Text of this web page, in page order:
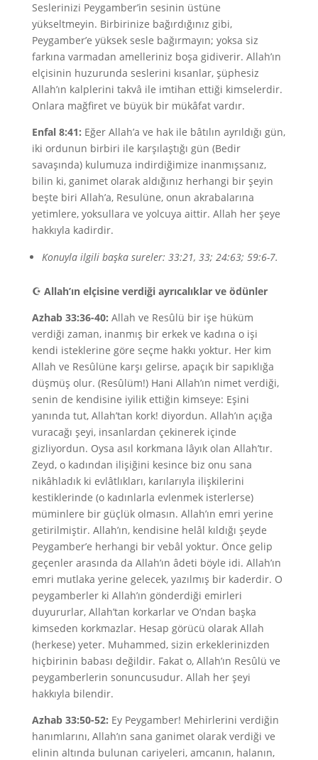
Seslerinizi Peygamber’in sesinin üstüne
yükseltmeyin. Birbirinize bağırdığınız gibi,
Peygamber’e yüksek sesle bağırmayın; yoksa siz
farkına varmadan amelleriniz boşa gidiverir. Allah’ın
elçisinin huzurunda seslerini kısanlar, şüphesiz
Allah’ın kalplerini takvâ ile imtihan ettiği kimselerdir.
Onlara mağfiret ve büyük bir mükâfat vardır.
Enfal 8:41: Eğer Allah’a ve hak ile bâtılın ayrıldığı gün,
iki ordunun birbiri ile karşılaştığı gün (Bedir
savaşında) kulumuza indirdiğimize inanmışsanız,
bilin ki, ganimet olarak aldığınız herhangi bir şeyin
beşte biri Allah’a, Resulüne, onun akrabalarına
yetimlere, yoksullara ve yolcuya aittir. Allah her şeye
hakkıyla kadirdir.
Konuyla ilgili başka sureler: 33:21, 33; 24:63; 59:6-7.
☪ Allah’ın elçisine verdiği ayrıcalıklar ve ödünler
Azhab 33:36-40: Allah ve Resûlü bir işe hüküm
verdiği zaman, inanmış bir erkek ve kadına o işi
kendi isteklerine göre seçme hakkı yoktur. Her kim
Allah ve Resûlüne karşı gelirse, apaçık bir sapıklığa
düşmüş olur. (Resûlüm!) Hani Allah’ın nimet verdiği,
senin de kendisine iyilik ettiğin kimseye: Eşini
yanında tut, Allah’tan kork! diyordun. Allah’ın açığa
vuracağı şeyi, insanlardan çekinerek içinde
gizliyordun. Oysa asıl korkmana lâyık olan Allah’tır.
Zeyd, o kadından ilişiğini kesince biz onu sana
nikâhladık ki evlâtlıkları, karılarıyla ilişkilerini
kestiklerinde (o kadınlarla evlenmek isterlerse)
müminlere bir güçlük olmasın. Allah’ın emri yerine
getirilmiştir. Allah’ın, kendisine helâl kıldığı şeyde
Peygamber’e herhangi bir vebâl yoktur. Önce gelip
geçenler arasında da Allah’ın âdeti böyle idi. Allah’ın
emri mutlaka yerine gelecek, yazılmış bir kaderdir. O
peygamberler ki Allah’ın gönderdiği emirleri
duyururlar, Allah’tan korkarlar ve O’ndan başka
kimseden korkmazlar. Hesap görücü olarak Allah
(herkese) yeter. Muhammed, sizin erkeklerinizden
hiçbirinin babası değildir. Fakat o, Allah’ın Resûlü ve
peygamberlerin sonuncusudur. Allah her şeyi
hakkıyla bilendir.
Azhab 33:50-52: Ey Peygamber! Mehirlerini verdiğin
hanımlarını, Allah’ın sana ganimet olarak verdiği ve
elinin altında bulunan cariyeleri, amcanın, halanın,